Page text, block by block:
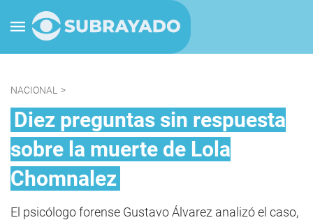
NACIONAL >
Diez preguntas sin respuesta
sobre la muerte de Lola
Chomnalez
El psicólogo forense Gustavo Álvarez analizó el caso,